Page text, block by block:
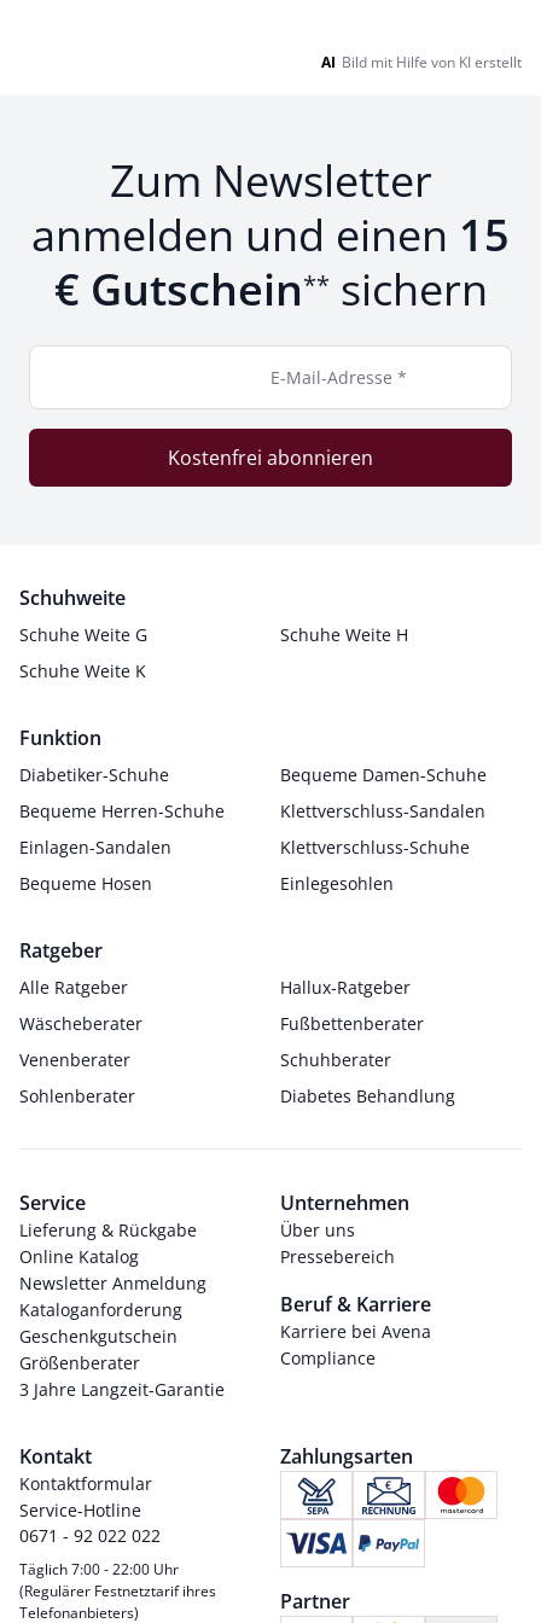
AI Bild mit Hilfe von KI erstellt
Zum Newsletter
anmelden und einen 15
€ Gutschein** sichern
E-Mail-Adresse *
Kostenfrei abonnieren
Schuhweite
Schuhe Weite G
Schuhe Weite H
Schuhe Weite K
Funktion
Diabetiker-Schuhe
Bequeme Damen-Schuhe
Bequeme Herren-Schuhe
Klettverschluss-Sandalen
Einlagen-Sandalen
Klettverschluss-Schuhe
Bequeme Hosen
Einlegesohlen
Ratgeber
Alle Ratgeber
Hallux-Ratgeber
Wäscheberater
Fußbettenberater
Venenberater
Schuhberater
Sohlenberater
Diabetes Behandlung
Service
Lieferung & Rückgabe
Online Katalog
Newsletter Anmeldung
Kataloganforderung
Geschenkgutschein
Größenberater
3 Jahre Langzeit-Garantie
Unternehmen
Über uns
Pressebereich
Beruf & Karriere
Karriere bei Avena
Compliance
Kontakt
Kontaktformular
Service-Hotline
0671 - 92 022 022
Täglich 7:00 - 22:00 Uhr
(Regulärer Festnetztarif ihres
Telefonanbieters)
Zahlungsarten
Partner